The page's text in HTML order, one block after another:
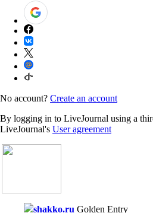
No account? Create an account
By logging in to LiveJournal using a
LiveJournal's User agreement
shakko.ru Golden Entry